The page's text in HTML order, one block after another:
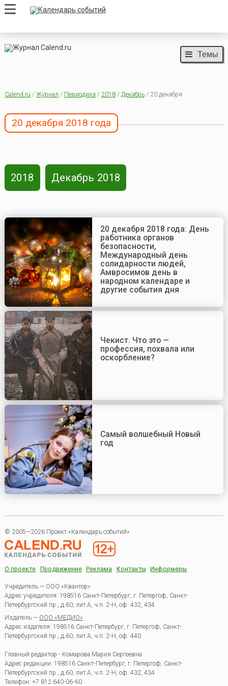
Темы
Calend.ru / Журнал / Периодика / 2018/ Декабрь/ 20 декабря
20 декабря 2018 года
2018 Декабрь 2018
20 декабря 2018 года: День
работника органов
безопасности,
Международный день
солидарности людей,
Амвросимов день в
народном календаре и
другие события дня
Чекист. Что это —
профессия, похвала или
оскорбление?
Самый волшебный Новый
год
© 2005—2026 Проект «Календарь событий»
О проекте Продвижение Реклама Контакты Информеры
Учредитель — ООО «Квантор»
Адрес учредителя: 198516 Санкт-Петербург, г. Петергоф, Санкт-
Петербургский пр., д.60, лит.А, ч.п. 2-Н, оф. 432, 434
Издатель — ООО «МЕДИО»
Адрес издателя: 198516 Санкт-Петербург, г. Петергоф, Санкт-
Петербургский пр., д.60, лит.А, ч.п. 2-Н, оф. 440
Главный редактор - Комарова Мария Сергеевна
Адрес редакции: 198516 Санкт-Петербург, г. Петергоф, Санкт-
Петербургский пр., д.60, лит.А, ч.п. 2-Н, оф. 432, 434
Телефон: +7 812 640-06-60